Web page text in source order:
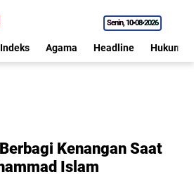
Senin 10•08•2026
Indeks Agama Headline Hukum
Kenangan Saat
Islam